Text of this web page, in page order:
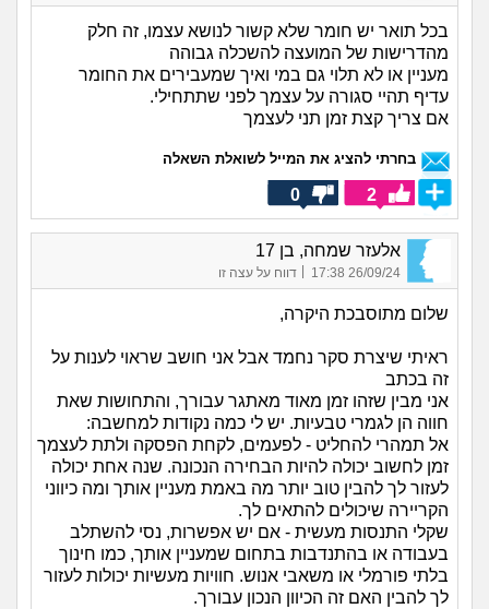
בכל תואר יש חומר שלא קשור לנושא עצמו, זה חלק
מהדרישות של המועצה להשכלה גבוהה
מעניין או לא תלוי גם במי ואיך שמעבירים את החומר
עדיף תהיי סגורה על עצמך לפני שתתחילי.
אם צריך קצת זמן תני לעצמך
בחרתי להציג את המייל לשואלת השאלה
2
0
אלעזר שמחה, בן 17
26/09/24 17:38 דווח על עצה זו
שלום מתוסבכת היקרה,
ראיתי שיצרת סקר נחמד אבל אני חושב שראוי לענות על
זה בכתב
אני מבין שזהו זמן מאוד מאתגר עבורך, והתחושות שאת
חווה הן לגמרי טבעיות. יש לי כמה נקודות למחשבה:
אל תמהרי להחליט - לפעמים, לקחת הפסקה ולתת לעצמך
זמן לחשוב יכולה להיות הבחירה הנכונה. שנה אחת יכולה
לעזור לך להבין טוב יותר מה באמת מעניין אותך ומה כיווני
הקריירה שיכולים להתאים לך.
שקלי התנסות מעשית - אם יש אפשרות, נסי להשתלב
בעבודה או בהתנדבות בתחום שמעניין אותך, כמו חינוך
בלתי פורמלי או משאבי אנוש. חוויות מעשיות יכולות לעזור
לך להבין האם זה הכיוון הנכון עבורך.